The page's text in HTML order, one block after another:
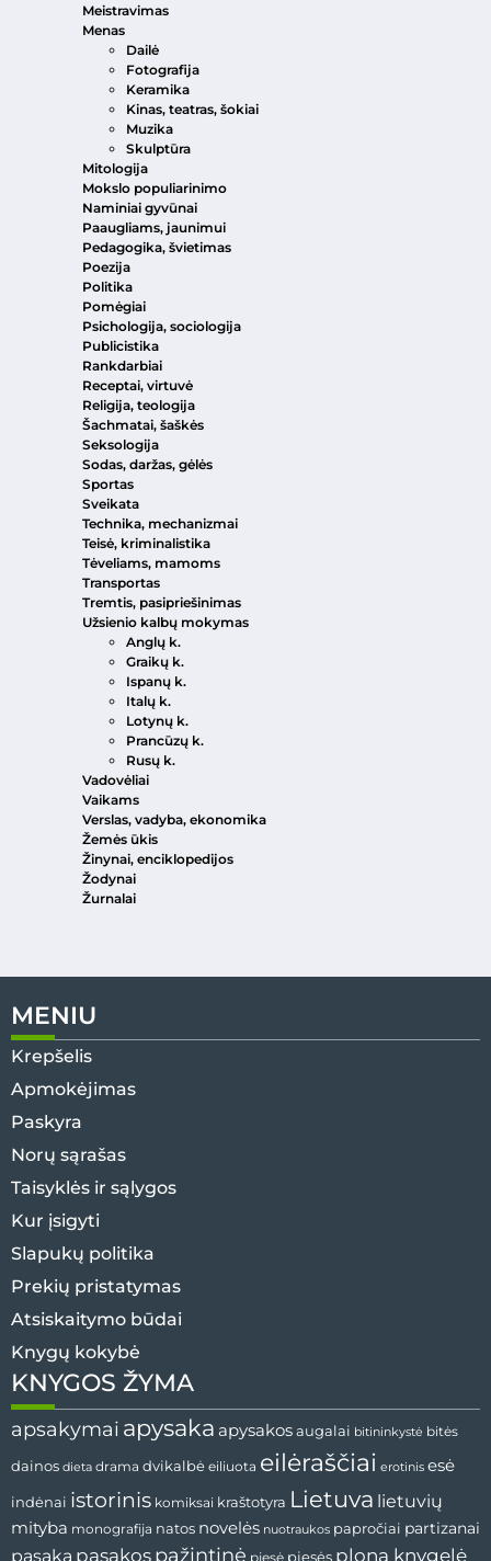
Meistravimas
Menas
Dailė
Fotografija
Keramika
Kinas, teatras, šokiai
Muzika
Skulptūra
Mitologija
Mokslo populiarinimo
Naminiai gyvūnai
Paaugliams, jaunimui
Pedagogika, švietimas
Poezija
Politika
Pomėgiai
Psichologija, sociologija
Publicistika
Rankdarbiai
Receptai, virtuvė
Religija, teologija
Šachmatai, šaškės
Seksologija
Sodas, daržas, gėlės
Sportas
Sveikata
Technika, mechanizmai
Teisė, kriminalistika
Tėveliams, mamoms
Transportas
Tremtis, pasipriešinimas
Užsienio kalbų mokymas
Anglų k.
Graikų k.
Ispanų k.
Italų k.
Lotynų k.
Prancūzų k.
Rusų k.
Vadovėliai
Vaikams
Verslas, vadyba, ekonomika
Žemės ūkis
Žinynai, enciklopedijos
Žodynai
Žurnalai
MENIU
Krepšelis
Apmokėjimas
Paskyra
Norų sąrašas
Taisyklės ir sąlygos
Kur įsigyti
Slapukų politika
Prekių pristatymas
Atsiskaitymo būdai
Knygų kokybė
KNYGOS ŽYMA
apsakymai apysaka apysakos augalai bitininkystė bitės
dainos dieta drama dvikalbė eiliuota eilėraščiai erotinis esė
indėnai istorinis komiksai kraštotyra Lietuva lietuvių
mityba monografija natos novelės nuotraukos papročiai partizanai
pasaka pasakos pažintinė pjesė pjesės plona knygelė